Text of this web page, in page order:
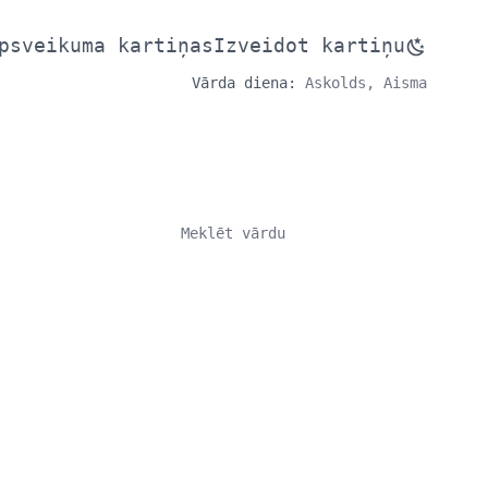
kartiņasIzveidot kartiņu
Vārda diena: Askolds, Aisma